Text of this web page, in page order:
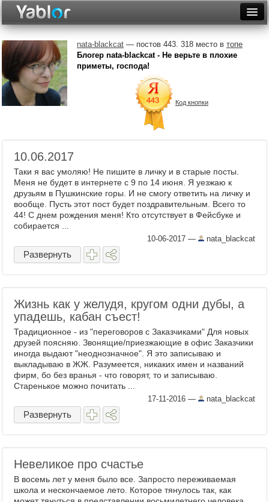
Неделя
Месяц
Рейтинги
Видеотоп
nata-blackcat — постов 443. 318 место в топе
Блогер nata-blackcat - Не верьте в плохие
приметы, господа!
Код кнопки
10.06.2017
Таки я вас умоляю! Не пишите в личку и в старые посты.
Меня не будет в интернете с 9 по 14 июня. Я уезжаю к
друзьям в Пушкинские горы. И не смогу ответить на личку и
вообще. Пусть этот пост будет поздравительным. Всего то
44! С днем рождения меня! Кто отсутствует в Фейсбуке и
собирается ...
10-06-2017 — nata_blackcat
Развернуть
Жизнь как у желудя, кругом одни дубы, а
упадешь, кабан съест!
Традиционное - из "переговоров с Заказчиками" Для новых
друзей поясняю. Звонящие/приезжающие в офис Заказчики
иногда выдают "неоднозначное". Я это записываю и
выкладываю в ЖЖ. Разумеется, никаких имен и названий
фирм, бо без вранья - что говорят, то и записываю.
Старенькое можно почитать ...
17-11-2016 — nata_blackcat
Развернуть
Невеликое про счастье
В восемь лет у меня было все. Запросто переживаемая
школа и нескончаемое лето. Которое тянулось так, как